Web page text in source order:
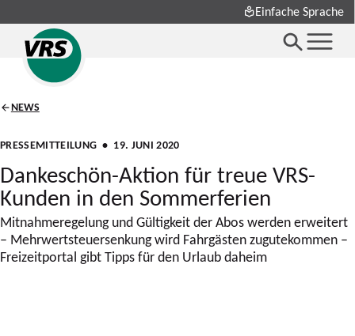
Einfache Sprache
NEWS
PRESSEMITTEILUNG • 19. JUNI 2020
Dankeschön-Aktion für treue VRS-
Kunden in den Sommerferien
Mitnahmeregelung und Gültigkeit der Abos werden erweitert
– Mehrwertsteuersenkung wird Fahrgästen zugutekommen –
Freizeitportal gibt Tipps für den Urlaub daheim